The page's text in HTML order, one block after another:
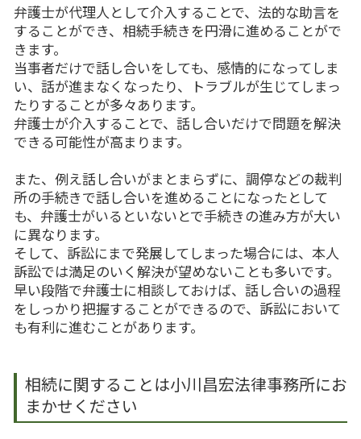
弁護士が代理人として介入することで、法的な助言を
することができ、相続手続きを円滑に進めることがで
きます。
当事者だけで話し合いをしても、感情的になってしま
い、話が進まなくなったり、トラブルが生じてしまっ
たりすることが多々あります。
弁護士が介入することで、話し合いだけで問題を解決
できる可能性が高まります。
また、例え話し合いがまとまらずに、調停などの裁判
所の手続きで話し合いを進めることになったとして
も、弁護士がいるといないとで手続きの進み方が大い
に異なります。
そして、訴訟にまで発展してしまった場合には、本人
訴訟では満足のいく解決が望めないことも多いです。
早い段階で弁護士に相談しておけば、話し合いの過程
をしっかり把握することができるので、訴訟において
も有利に進むことがあります。
相続に関することは小川昌宏法律事務所にお
まかせください